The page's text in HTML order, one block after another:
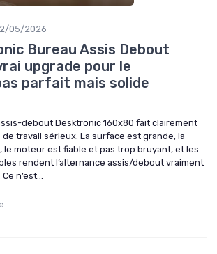
05/2026
Bureau Assis Debout
upgrade pour le
parfait mais solide
debout Desktronic 160x80 fait clairement
travail sérieux. La surface est grande, la
moteur est fiable et pas trop bruyant, et les
rendent l’alternance assis/debout vraiment
n’est...